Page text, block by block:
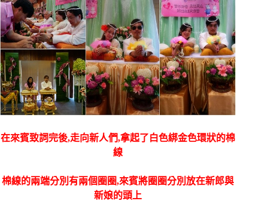
在來賓致詞完後,走向新人們,拿起了白色綁金色環狀的棉
線
棉線的兩端分別有兩個圈圈,來賓將圈圈分別放在新郎與
新娘的頭上